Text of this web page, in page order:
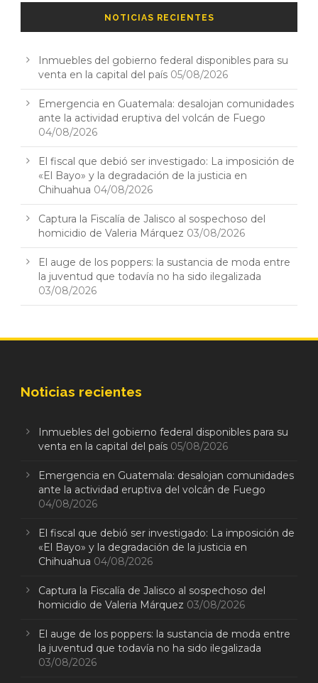
NOTICIAS RECIENTES
Inmuebles del gobierno federal disponibles para su
venta en la capital del país 05/08/2026
Emergencia en Guatemala: desalojan comunidades
ante la actividad eruptiva del volcán de Fuego
04/08/2026
El fiscal que debió ser investigado: La imposición de
«El Bayo» y la degradación de la justicia en
Chihuahua 04/08/2026
Captura la Fiscalía de Jalisco al sospechoso del
homicidio de Valeria Márquez 03/08/2026
El auge de los poppers: la sustancia de moda entre
la juventud que todavía no ha sido ilegalizada
03/08/2026
Noticias recientes
Inmuebles del gobierno federal disponibles para su
venta en la capital del país 05/08/2026
Emergencia en Guatemala: desalojan comunidades
ante la actividad eruptiva del volcán de Fuego
04/08/2026
El fiscal que debió ser investigado: La imposición de
«El Bayo» y la degradación de la justicia en
Chihuahua 04/08/2026
Captura la Fiscalía de Jalisco al sospechoso del
homicidio de Valeria Márquez 03/08/2026
El auge de los poppers: la sustancia de moda entre
la juventud que todavía no ha sido ilegalizada
03/08/2026